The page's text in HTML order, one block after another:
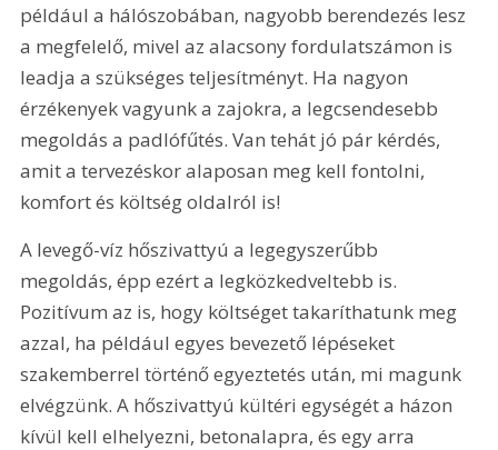
például a hálószobában, nagyobb berendezés lesz
a megfelelő, mivel az alacsony fordulatszámon is
leadja a szükséges teljesítményt. Ha nagyon
érzékenyek vagyunk a zajokra, a legcsendesebb
megoldás a padlófűtés. Van tehát jó pár kérdés,
amit a tervezéskor alaposan meg kell fontolni,
komfort és költség oldalról is!
A levegő-víz hőszivattyú a legegyszerűbb
megoldás, épp ezért a legközkedveltebb is.
Pozitívum az is, hogy költséget takaríthatunk meg
azzal, ha például egyes bevezető lépéseket
szakemberrel történő egyeztetés után, mi magunk
elvégzünk. A hőszivattyú kültéri egységét a házon
kívül kell elhelyezni, betonalapra, és egy arra